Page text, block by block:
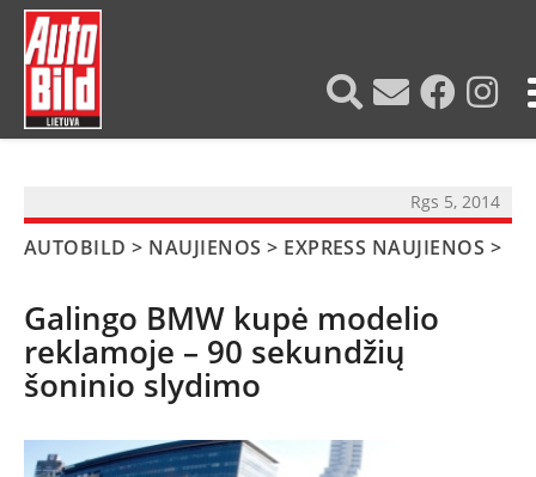
Rgs 5, 2014
AUTOBILD > NAUJIENOS > EXPRESS NAUJIENOS >
Galingo BMW kupė modelio
reklamoje – 90 sekundžių
šoninio slydimo